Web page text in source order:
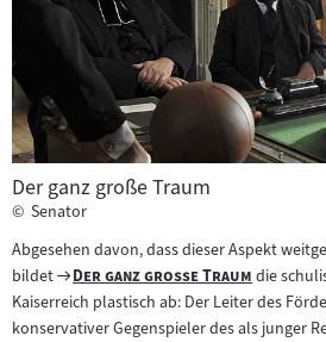
Der ganz große Traum
© Senator
Abgesehen davon, dass dieser Aspekt
bildet
Zum
Filmarchiv:
"
Der ganz große Traum "
die
Kaiserreich plastisch ab: Der Leiter des
konservativer Gegenspieler des als junger